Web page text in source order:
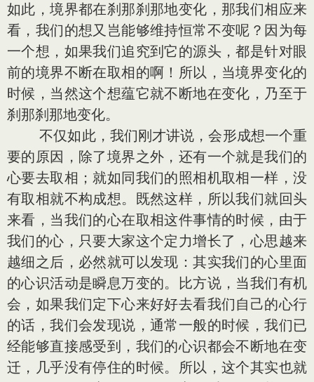
如此，境界都在刹那刹那地变化，那我们相应来
看，我们的想又岂能够维持恒常不变呢？因为每
一个想，如果我们追究到它的源头，都是针对眼
前的境界不断在取相的啊！所以，当境界变化的
时候，当然这个想蕴它就不断地在变化，乃至于
刹那刹那地变化。
不仅如此，我们刚才讲说，会形成想一个重
要的原因，除了境界之外，还有一个就是我们的
心要去取相；就如同我们的照相机取相一样，没
有取相就不构成想。既然这样，所以我们就回头
来看，当我们的心在取相这件事情的时候，由于
我们的心，只要大家这个定力增长了，心思越来
越细之后，必然就可以发现：其实我们的心里面
的心识活动是瞬息万变的。比方说，当我们有机
会，如果我们定下心来好好去看我们自己的心行
的话，我们会发现说，通常一般的时候，我们已
经能够直接感受到，我们的心识都会不断地在变
迁，几乎没有停住的时候。所以，这个其实也就